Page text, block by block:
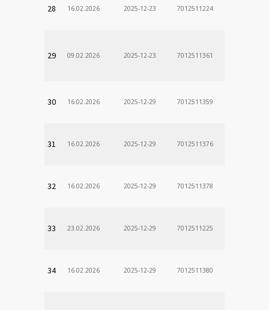
28 16.02.2026 2025-12-23 7012511224
29 09.02.2026 2025-12-23 7012511361
30 16.02.2026 2025-12-29 7012511359
31 16.02.2026 2025-12-29 7012511376
32 16.02.2026 2025-12-29 7012511378
33 23.02.2026 2025-12-29 7012511225
34 16.02.2026 2025-12-29 7012511380